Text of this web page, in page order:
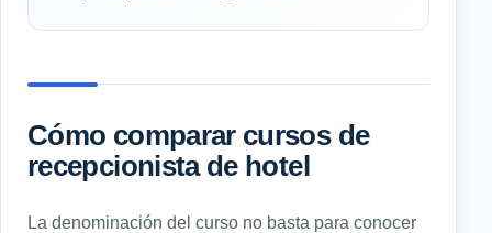
Cómo comparar cursos de
recepcionista de hotel
La denominación del curso no basta para conocer